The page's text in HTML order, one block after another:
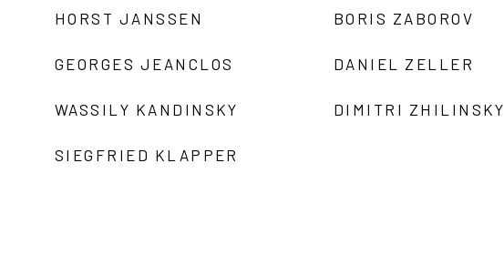
HORST JANSSEN
GEORGES JEANCLOS
WASSILY KANDINSKY
SIEGFRIED KLAPPER
BORIS ZABOROV
DANIEL ZELLER
DIMITRI ZHILINSKY